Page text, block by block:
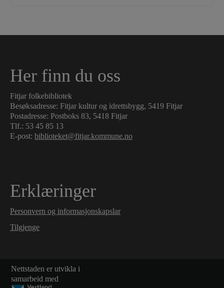
Her finn du oss
Fitjar folkebibliotek
Besøksadresse: Fitjar kultur og idrettsbygg, 5419 Fitjar
Postadresse: Postboks 83, 5418 Fitjar
Tlf.: 53 45 85 13
E-post: biblioteket@fitjar.kommune.no
Erklæringer
Personvern og informasjonskapslar
Tilgjenge
Nettstaden er utvikla i
samarbeid med